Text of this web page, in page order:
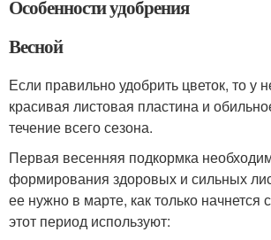
Особенности удобрения
Весной
Если правильно удобрить цветок, то у
красивая листовая пластина и
течение всего сезона.
Первая весенняя подкормка
формирования здоровых и сильных
ее нужно в марте, как только начнется
этот период используют: